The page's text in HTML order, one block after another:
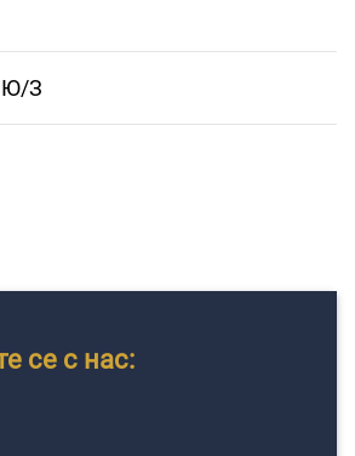
Ю/З
се с нас: